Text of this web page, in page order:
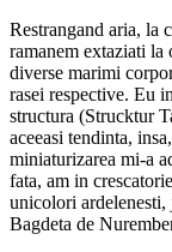
Restrangand aria, la
ramanem extaziati la
diverse marimi
rasei respective. Eu
structura (Strucktur
aceeasi tendinta,
miniaturizarea mi-a
fata, am in
unicolori
Bagdeta de